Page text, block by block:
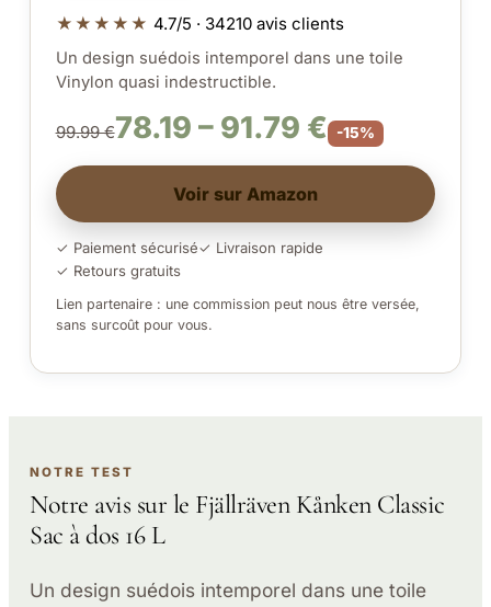
★★★★★ 4.7/5 · 34210 avis clients
Un design suédois intemporel dans une toile
Vinylon quasi indestructible.
99.99 €78.19 – 91.79 € -15%
Voir sur Amazon
✓ Paiement sécurisé✓ Livraison rapide
✓ Retours gratuits
Lien partenaire : une commission peut nous être versée,
sans surcoût pour vous.
NOTRE TEST
Notre avis sur le Fjällräven Kånken Classic
Sac à dos 16 L
Un design suédois intemporel dans une toile